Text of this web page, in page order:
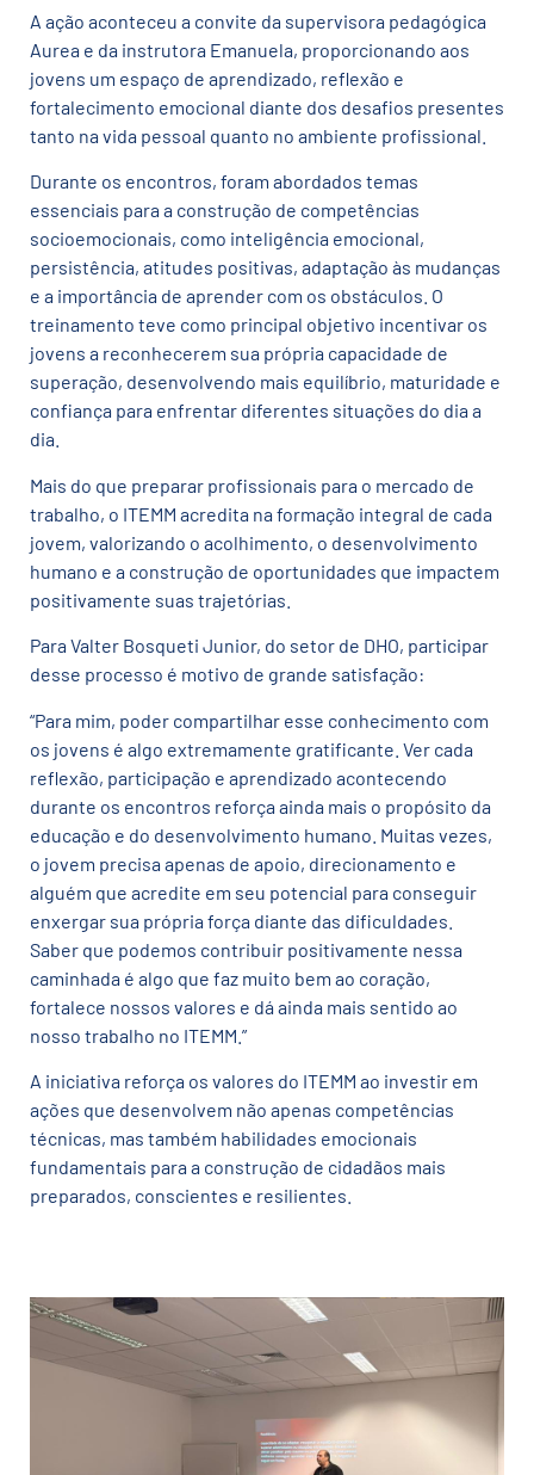
A ação aconteceu a convite da supervisora pedagógica
Aurea e da instrutora Emanuela, proporcionando aos
jovens um espaço de aprendizado, reflexão e
fortalecimento emocional diante dos desafios presentes
tanto na vida pessoal quanto no ambiente profissional.
Durante os encontros, foram abordados temas
essenciais para a construção de competências
socioemocionais, como inteligência emocional,
persistência, atitudes positivas, adaptação às mudanças
e a importância de aprender com os obstáculos. O
treinamento teve como principal objetivo incentivar os
jovens a reconhecerem sua própria capacidade de
superação, desenvolvendo mais equilíbrio, maturidade e
confiança para enfrentar diferentes situações do dia a
dia.
Mais do que preparar profissionais para o mercado de
trabalho, o ITEMM acredita na formação integral de cada
jovem, valorizando o acolhimento, o desenvolvimento
humano e a construção de oportunidades que impactem
positivamente suas trajetórias.
Para Valter Bosqueti Junior, do setor de DHO, participar
desse processo é motivo de grande satisfação:
“Para mim, poder compartilhar esse conhecimento com
os jovens é algo extremamente gratificante. Ver cada
reflexão, participação e aprendizado acontecendo
durante os encontros reforça ainda mais o propósito da
educação e do desenvolvimento humano. Muitas vezes,
o jovem precisa apenas de apoio, direcionamento e
alguém que acredite em seu potencial para conseguir
enxergar sua própria força diante das dificuldades.
Saber que podemos contribuir positivamente nessa
caminhada é algo que faz muito bem ao coração,
fortalece nossos valores e dá ainda mais sentido ao
nosso trabalho no ITEMM.”
A iniciativa reforça os valores do ITEMM ao investir em
ações que desenvolvem não apenas competências
técnicas, mas também habilidades emocionais
fundamentais para a construção de cidadãos mais
preparados, conscientes e resilientes.